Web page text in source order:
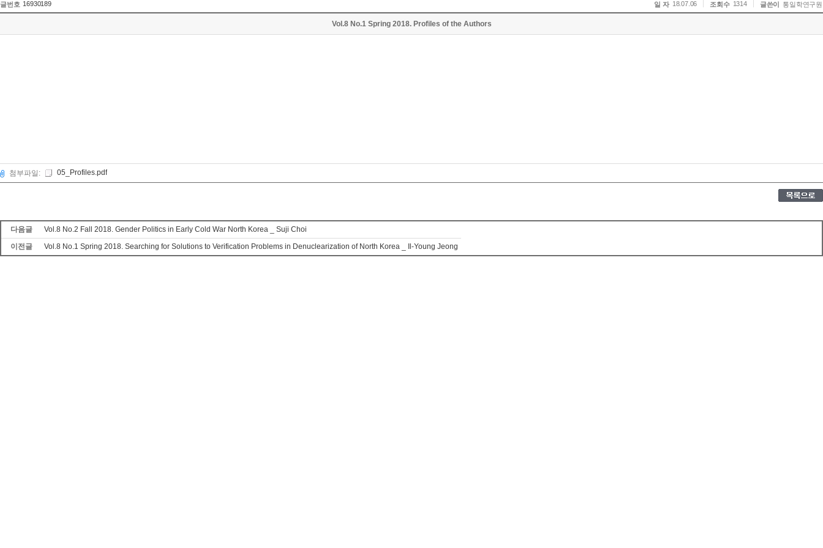
글번호 16930189 일 자 18.07.06 조회수 1314 글쓴이 통일학연구원
Vol.8 No.1 Spring 2018. Profiles of the Authors
첨부파일: 05_Profiles.pdf
다음글
Vol.8 No.2 Fall 2018. Gender Politics in Early Cold War North Korea _ Suji Choi
이전글
Vol.8 No.1 Spring 2018. Searching for Solutions to Verification Problems in Denuclearization of North Korea _ Il-Young Jeong